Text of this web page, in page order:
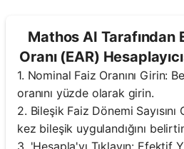
Mathos AI Tarafından
Oranı (EAR)
1. Nominal Faiz Oranını Girin:
oranını yüzde olarak girin.
2. Bileşik Faiz Dönemi
kez bileşik uygulandığını
3. 'Hesapla'yı Tıklayın: Efektif